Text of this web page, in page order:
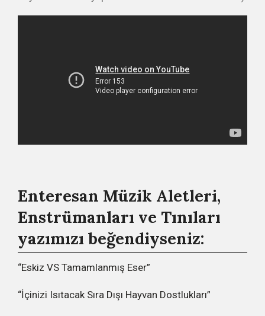
Enteresan Müzik Aletleri,
Enstrümanları ve Tınıları
yazımızı beğendiyseniz:
“Eskiz VS Tamamlanmış Eser”
“İçinizi Isıtacak Sıra Dışı Hayvan Dostlukları”